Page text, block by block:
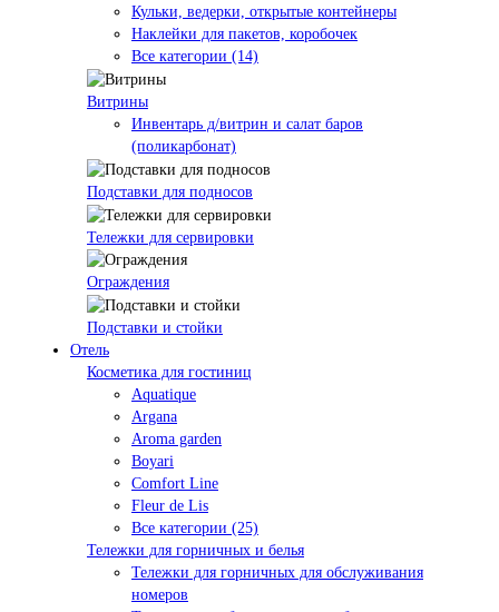
Кульки, ведерки, открытые контейнеры
Наклейки для пакетов, коробочек
Все категории (14)
Витрины
Инвентарь д/витрин и салат баров
(поликарбонат)
Подставки для подносов
Тележки для сервировки
Ограждения
Подставки и стойки
Отель
Косметика для гостиниц
Aquatique
Argana
Aroma garden
Boyari
Comfort Line
Fleur de Lis
Все категории (25)
Тележки для горничных и белья
Тележки для горничных для обслуживания
номеров